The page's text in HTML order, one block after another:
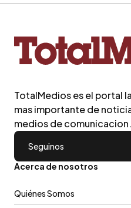
TotalMedios es el portal
mas importante de
medios de comunicacion.
Seguinos
Acerca de nosotros
Quiénes Somos